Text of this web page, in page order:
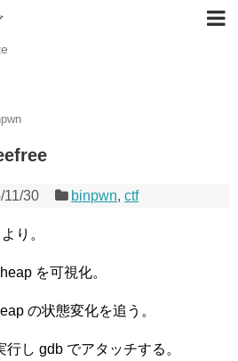
11/30 binpwn,ctf
り。
を可視化。
の状態変化を追う。
し gdb でアタッチする。